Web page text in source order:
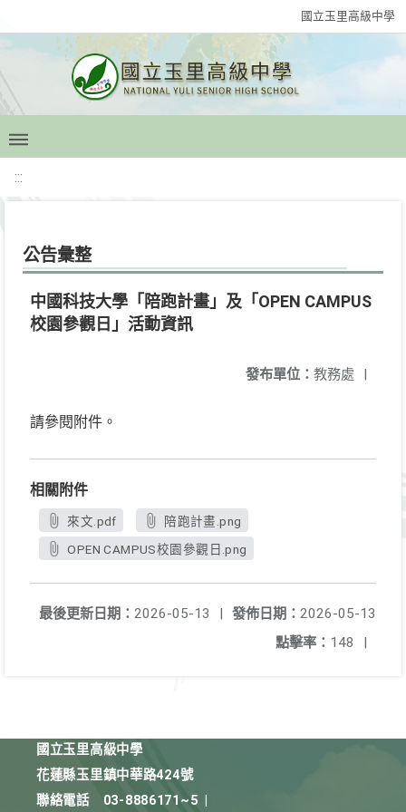
國立玉里高級中學
:::
公告彙整
中國科技大學「陪跑計畫」及「OPEN CAMPUS
校園參觀日」活動資訊
發布單位： 教務處 |
請參閱附件。
相關附件
來文.pdf
陪跑計畫.png
OPEN CAMPUS校園參觀日.png
發佈日期： 2026-05-13
最後更新日期： 2026-05-13
|
點擊率： 148 |
國立玉里高級中學
花蓮縣玉里鎮中華路424號
聯絡電話
03-8886171~5